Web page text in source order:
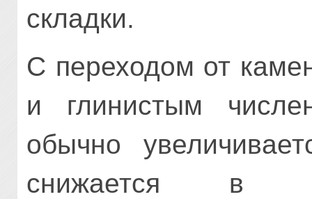
складки.
С переходом от
и глинистым
обычно
снижается в